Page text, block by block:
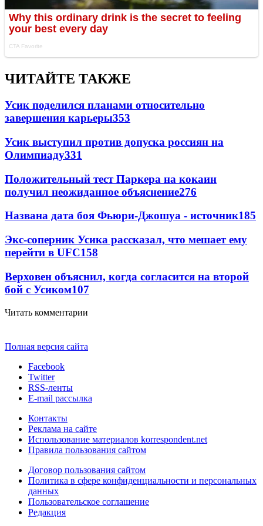
ЧИТАЙТЕ ТАКЖЕ
Усик поделился планами относительно
завершения карьеры353
Усик выступил против допуска россиян на
Олимпиаду331
Положительный тест Паркера на кокаин
получил неожиданное объяснение276
Названа дата боя Фьюри-Джошуа - источник185
Экс-соперник Усика рассказал, что мешает ему
перейти в UFC158
Верховен объяснил, когда согласится на второй
бой с Усиком107
Читать комментарии
Полная версия сайта
Facebook
Twitter
RSS-ленты
E-mail рассылка
Контакты
Реклама на сайте
Использование материалов korrespondent.net
Правила пользования сайтом
Договор пользования сайтом
Политика в сфере конфиденциальности и персональных
данных
Пользовательское соглашение
Редакция